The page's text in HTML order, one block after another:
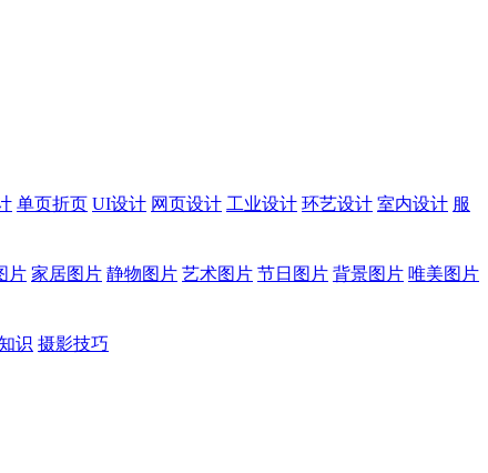
单页折页 UI设计 网页设计 工业设计 环艺设计 室内设计 服
片 家居图片 静物图片 艺术图片 节日图片 背景图片 唯美图片
识 摄影技巧